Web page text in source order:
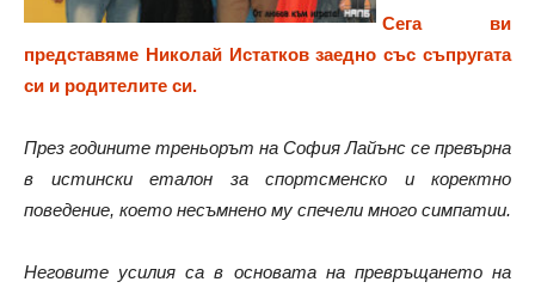
Сега ви
представяме Николай Истатков заедно със съпругата
си и родителите си.
През годините треньорът на София Лайънс се превърна
в истински еталон за спортсменско и коректно
поведение, което несъмнено му спечели много симпатии.
Неговите усилия са в основата на превръщането на